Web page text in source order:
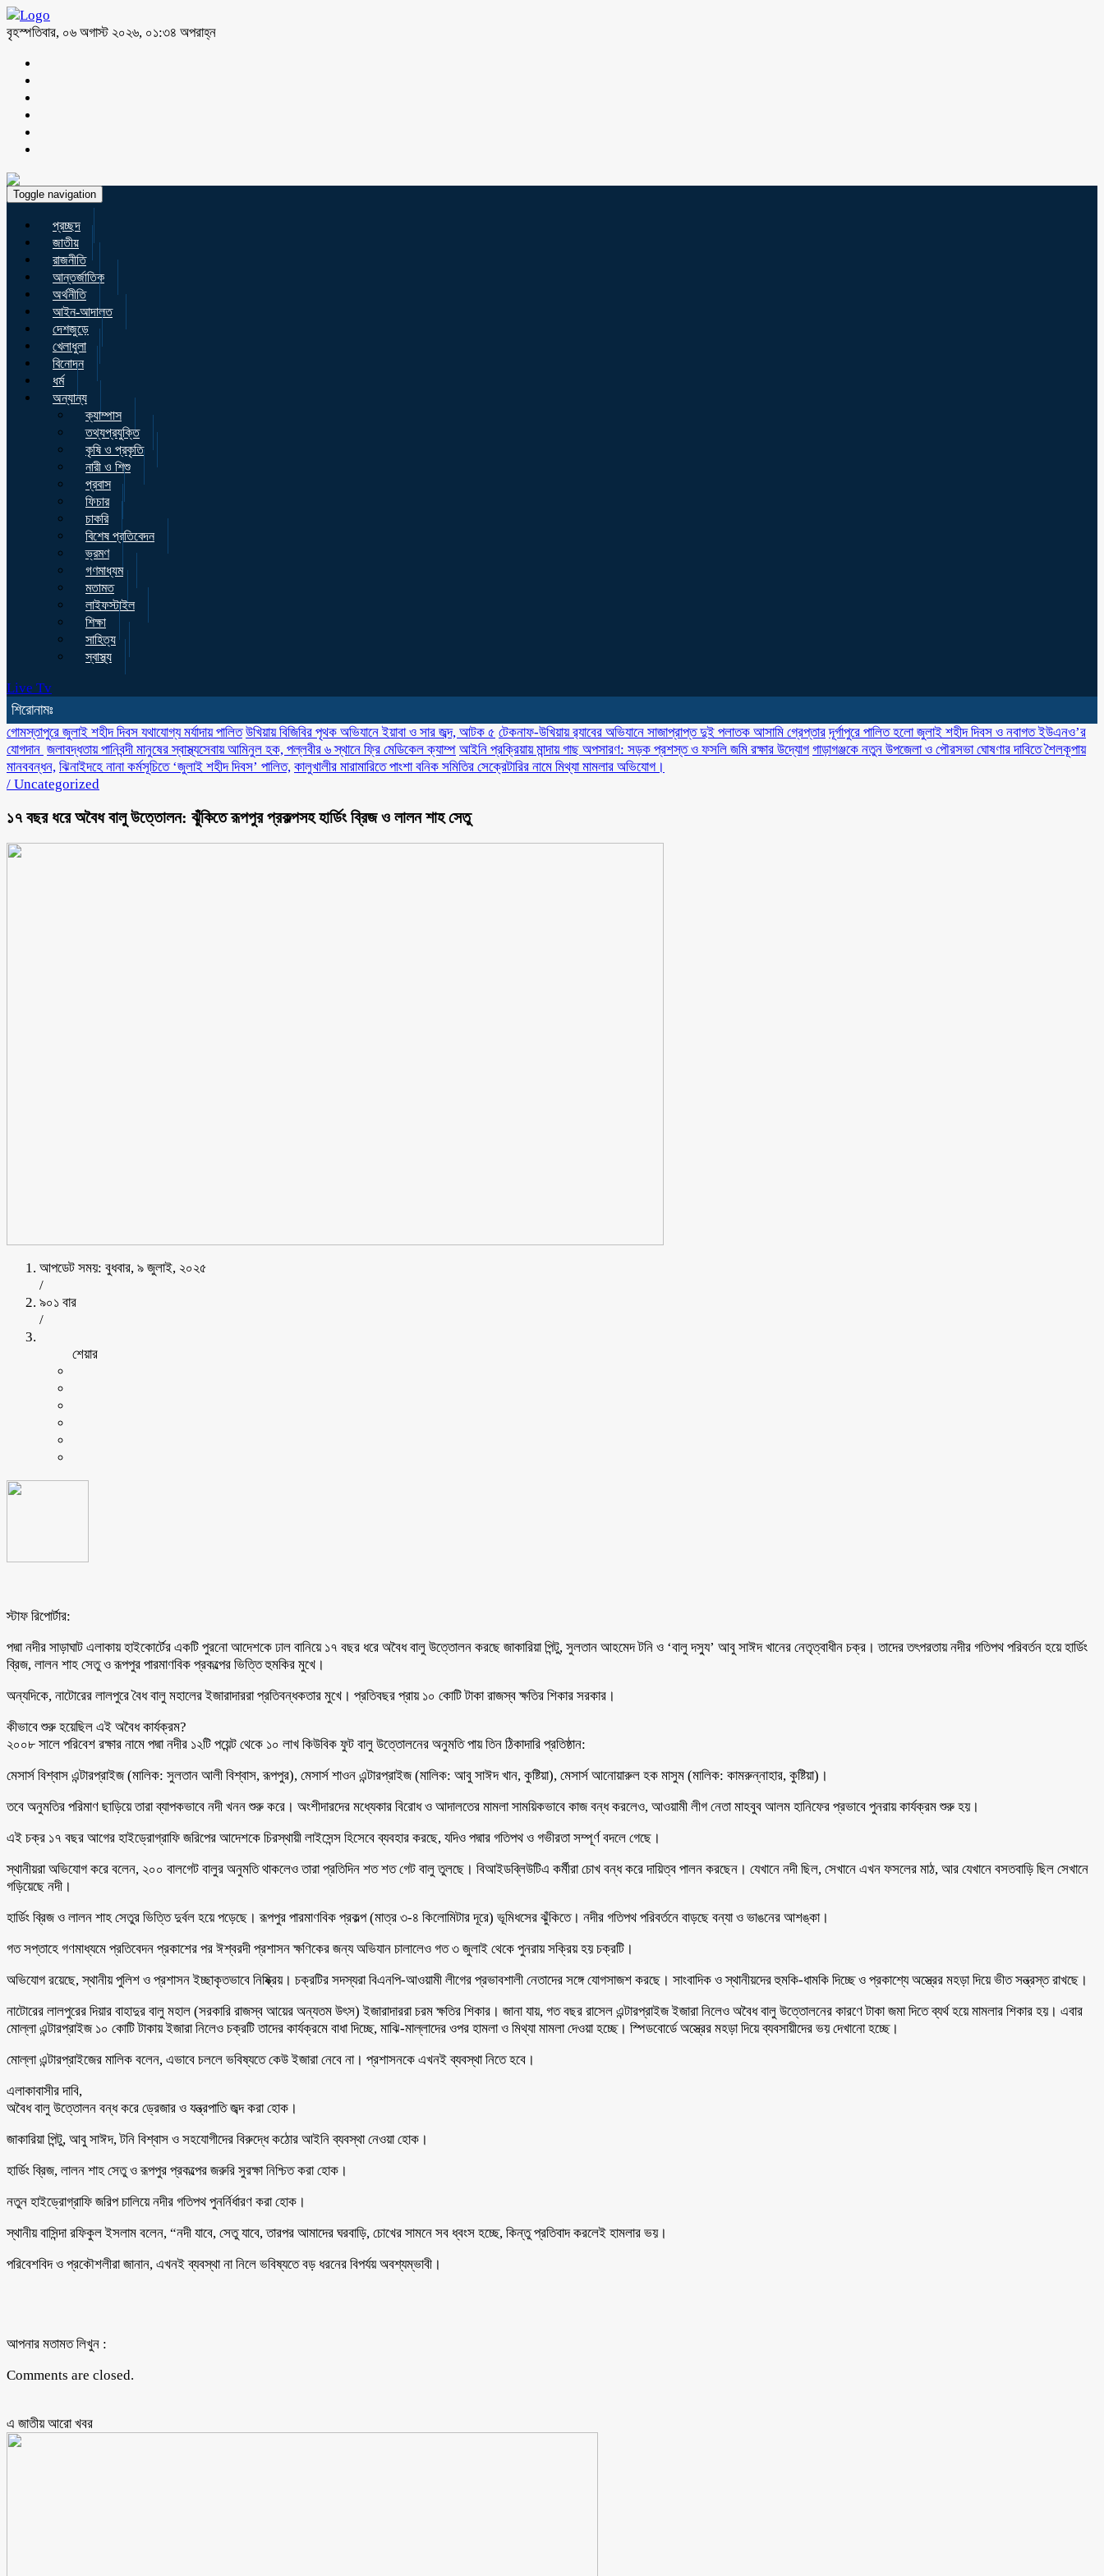
বৃহস্পতিবার, ০৬ অগাস্ট ২০২৬, ০১:৩৪ অপরাহ্ন
Toggle navigation
প্রচ্ছদ
জাতীয়
রাজনীতি
আন্তর্জাতিক
অর্থনীতি
আইন-আদালত
দেশজুড়ে
খেলাধুলা
বিনোদন
ধর্ম
অন্যান্য
ক্যাম্পাস
তথ্যপ্রযুক্তি
কৃষি ও প্রকৃতি
নারী ও শিশু
প্রবাস
ফিচার
চাকরি
বিশেষ প্রতিবেদন
ভ্রমণ
গণমাধ্যম
মতামত
লাইফস্টাইল
শিক্ষা
সাহিত্য
স্বাস্থ্য
Live Tv
শিরোনামঃ
গোমস্তাপুরে জুলাই শহীদ দিবস যথাযোগ্য মর্যাদায় পালিত উখিয়ায় বিজিবির পৃথক অভিযানে ইয়াবা ও সার জব্দ, আটক ৫ টেকনাফ-উখিয়ায় র‌্যাবের অভিযানে সাজাপ্রাপ্ত দুই পলাতক আসামি গ্রেপ্তার ‎দূর্গাপুরে পালিত হলো জুলাই শহীদ দিবস ও নবাগত ইউএনও’র
যোগদান ‎ জলাবদ্ধতায় পানিবন্দী মানুষের স্বাস্থ্যসেবায় আমিনুল হক, পল্লবীর ৬ স্থানে ফ্রি মেডিকেল ক্যাম্প আইনি প্রক্রিয়ায় মান্দায় গাছ অপসারণ: সড়ক প্রশস্ত ও ফসলি জমি রক্ষার উদ্যোগ গাড়াগঞ্জকে নতুন উপজেলা ও পৌরসভা ঘোষণার দাবিতে শৈলকূপায়
মানববন্ধন, ঝিনাইদহে নানা কর্মসূচিতে ‘জুলাই শহীদ দিবস’ পালিত, কালুখালীর মারামারিতে পাংশা বনিক সমিতির সেক্রেটারির নামে মিথ্যা মামলার অভিযোগ।
/ Uncategorized
১৭ বছর ধরে অবৈধ বালু উত্তোলন: ঝুঁকিতে রূপপুর প্রকল্পসহ হার্ডিং ব্রিজ ও লালন শাহ সেতু
আপডেট সময়: বুধবার, ৯ জুলাই, ২০২৫
/
৯০১ বার
/
শেয়ার
স্টাফ রিপোর্টার:
পদ্মা নদীর সাড়াঘাট এলাকায় হাইকোর্টের একটি পুরনো আদেশকে ঢাল বানিয়ে ১৭ বছর ধরে অবৈধ বালু উত্তোলন করছে জাকারিয়া পিন্টু, সুলতান আহমেদ টনি ও ‘বালু দস্যু’ আবু সাঈদ খানের নেতৃত্বাধীন চক্র। তাদের তৎপরতায় নদীর গতিপথ পরিবর্তন হয়ে হার্ডিং
ব্রিজ, লালন শাহ সেতু ও রূপপুর পারমাণবিক প্রকল্পের ভিত্তি হুমকির মুখে।
অন্যদিকে, নাটোরের লালপুরে বৈধ বালু মহালের ইজারাদাররা প্রতিবন্ধকতার মুখে। প্রতিবছর প্রায় ১০ কোটি টাকা রাজস্ব ক্ষতির শিকার সরকার।
কীভাবে শুরু হয়েছিল এই অবৈধ কার্যক্রম?
২০০৮ সালে পরিবেশ রক্ষার নামে পদ্মা নদীর ১২টি পয়েন্ট থেকে ১০ লাখ কিউবিক ফুট বালু উত্তোলনের অনুমতি পায় তিন ঠিকাদারি প্রতিষ্ঠান:
মেসার্স বিশ্বাস এন্টারপ্রাইজ (মালিক: সুলতান আলী বিশ্বাস, রূপপুর), মেসার্স শাওন এন্টারপ্রাইজ (মালিক: আবু সাঈদ খান, কুষ্টিয়া), মেসার্স আনোয়ারুল হক মাসুম (মালিক: কামরুন্নাহার, কুষ্টিয়া)।
তবে অনুমতির পরিমাণ ছাড়িয়ে তারা ব্যাপকভাবে নদী খনন শুরু করে। অংশীদারদের মধ্যেকার বিরোধ ও আদালতের মামলা সাময়িকভাবে কাজ বন্ধ করলেও, আওয়ামী লীগ নেতা মাহবুব আলম হানিফের প্রভাবে পুনরায় কার্যক্রম শুরু হয়।
এই চক্র ১৭ বছর আগের হাইড্রোগ্রাফি জরিপের আদেশকে চিরস্থায়ী লাইসেন্স হিসেবে ব্যবহার করছে, যদিও পদ্মার গতিপথ ও গভীরতা সম্পূর্ণ বদলে গেছে।
স্থানীয়রা অভিযোগ করে বলেন, ২০০ বালগেট বালুর অনুমতি থাকলেও তারা প্রতিদিন শত শত গেট বালু তুলছে। বিআইডব্লিউটিএ কর্মীরা চোখ বন্ধ করে দায়িত্ব পালন করছেন। যেখানে নদী ছিল, সেখানে এখন ফসলের মাঠ, আর যেখানে বসতবাড়ি ছিল সেখানে
গড়িয়েছে নদী।
হার্ডিং ব্রিজ ও লালন শাহ সেতুর ভিত্তি দুর্বল হয়ে পড়েছে। রূপপুর পারমাণবিক প্রকল্প (মাত্র ৩-৪ কিলোমিটার দূরে) ভূমিধসের ঝুঁকিতে। নদীর গতিপথ পরিবর্তনে বাড়ছে বন্যা ও ভাঙনের আশঙ্কা।
গত সপ্তাহে গণমাধ্যমে প্রতিবেদন প্রকাশের পর ঈশ্বরদী প্রশাসন ক্ষণিকের জন্য অভিযান চালালেও গত ৩ জুলাই থেকে পুনরায় সক্রিয় হয় চক্রটি।
অভিযোগ রয়েছে, স্থানীয় পুলিশ ও প্রশাসন ইচ্ছাকৃতভাবে নিষ্ক্রিয়। চক্রটির সদস্যরা বিএনপি-আওয়ামী লীগের প্রভাবশালী নেতাদের সঙ্গে যোগসাজশ করছে। সাংবাদিক ও স্থানীয়দের হুমকি-ধামকি দিচ্ছে ও প্রকাশ্যে অস্ত্রের মহড়া দিয়ে ভীত সন্ত্রস্ত রাখছে।
নাটোরের লালপুরের দিয়ার বাহাদুর বালু মহাল (সরকারি রাজস্ব আয়ের অন্যতম উৎস) ইজারাদাররা চরম ক্ষতির শিকার। জানা যায়, গত বছর রাসেল এন্টারপ্রাইজ ইজারা নিলেও অবৈধ বালু উত্তোলনের কারণে টাকা জমা দিতে ব্যর্থ হয়ে মামলার শিকার হয়। এবার
মোল্লা এন্টারপ্রাইজ ১০ কোটি টাকায় ইজারা নিলেও চক্রটি তাদের কার্যক্রমে বাধা দিচ্ছে, মাঝি-মাল্লাদের ওপর হামলা ও মিথ্যা মামলা দেওয়া হচ্ছে। স্পিডবোর্ডে অস্ত্রের মহড়া দিয়ে ব্যবসায়ীদের ভয় দেখানো হচ্ছে।
মোল্লা এন্টারপ্রাইজের মালিক বলেন, এভাবে চললে ভবিষ্যতে কেউ ইজারা নেবে না। প্রশাসনকে এখনই ব্যবস্থা নিতে হবে।
এলাকাবাসীর দাবি,
অবৈধ বালু উত্তোলন বন্ধ করে ড্রেজার ও যন্ত্রপাতি জব্দ করা হোক।
জাকারিয়া পিন্টু, আবু সাঈদ, টনি বিশ্বাস ও সহযোগীদের বিরুদ্ধে কঠোর আইনি ব্যবস্থা নেওয়া হোক।
হার্ডিং ব্রিজ, লালন শাহ সেতু ও রূপপুর প্রকল্পের জরুরি সুরক্ষা নিশ্চিত করা হোক।
নতুন হাইড্রোগ্রাফি জরিপ চালিয়ে নদীর গতিপথ পুনর্নির্ধারণ করা হোক।
স্থানীয় বাসিন্দা রফিকুল ইসলাম বলেন, “নদী যাবে, সেতু যাবে, তারপর আমাদের ঘরবাড়ি, চোখের সামনে সব ধ্বংস হচ্ছে, কিন্তু প্রতিবাদ করলেই হামলার ভয়।
পরিবেশবিদ ও প্রকৌশলীরা জানান, এখনই ব্যবস্থা না নিলে ভবিষ্যতে বড় ধরনের বিপর্যয় অবশ্যম্ভাবী।
আপনার মতামত লিখুন :
Comments are closed.
এ জাতীয় আরো ‍খবর